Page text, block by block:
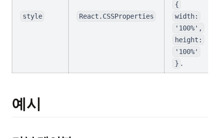
style React.CSSProperties
{
width:
'100%',
height:
'100%'
} .
예시